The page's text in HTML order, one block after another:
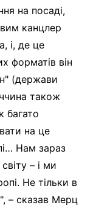
на посаді,
канцлер
і, де це
форматів він
(держави
також
багато
на це
Нам зараз
– і ми
Не тільки в
– сказав Мерц